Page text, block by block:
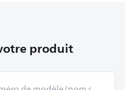
produit